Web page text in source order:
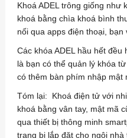
Khoá ADEL trông giống
khoá bằng chìa khoá bình
nối qua apps điện thoại,
Các khóa ADEL hầu hết
là bạn có thể quản lý khóa
có thêm bàn phím nhập mật
Tóm lại: Khoá điện tử với
khoá bằng vân tay, mật mã
qua thiết bị thông minh
trang bị lắp đặt cho ngôi nhà